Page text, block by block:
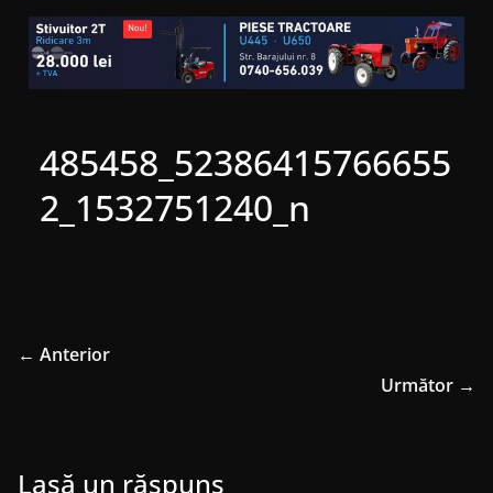
485458_52386415766655
2_1532751240_n
← Anterior
Următor →
Lasă un răspuns